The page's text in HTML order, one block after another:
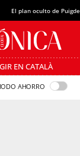
El plan oculto de
EN CATALÀ
AHORRO